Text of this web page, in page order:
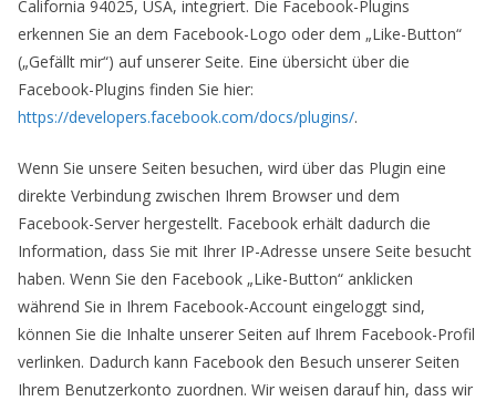
California 94025, USA, integriert. Die Facebook-Plugins
erkennen Sie an dem Facebook-Logo oder dem „Like-Button“
(„Gefällt mir“) auf unserer Seite. Eine übersicht über die
Facebook-Plugins finden Sie hier:
https://developers.facebook.com/docs/plugins/.
Wenn Sie unsere Seiten besuchen, wird über das Plugin eine
direkte Verbindung zwischen Ihrem Browser und dem
Facebook-Server hergestellt. Facebook erhält dadurch die
Information, dass Sie mit Ihrer IP-Adresse unsere Seite besucht
haben. Wenn Sie den Facebook „Like-Button“ anklicken
während Sie in Ihrem Facebook-Account eingeloggt sind,
können Sie die Inhalte unserer Seiten auf Ihrem Facebook-Profil
verlinken. Dadurch kann Facebook den Besuch unserer Seiten
Ihrem Benutzerkonto zuordnen. Wir weisen darauf hin, dass wir